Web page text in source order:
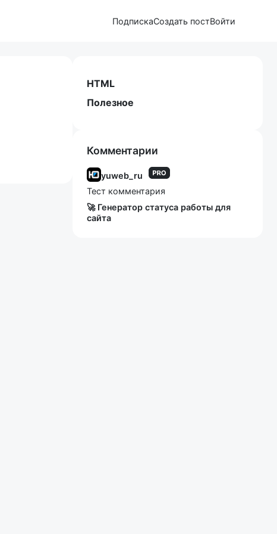
ПодпискаСоздать постВойти
HTML
Полезное
Комментарии
yuweb_ru
Тест комментария
🚀 Генератор статуса работы для
сайта